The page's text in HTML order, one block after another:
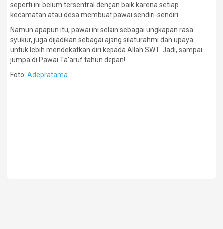
seperti ini belum tersentral dengan baik karena setiap
kecamatan atau desa membuat pawai sendiri-sendiri.
Namun apapun itu, pawai ini selain sebagai ungkapan rasa
syukur, juga dijadikan sebagai ajang silaturahmi dan upaya
untuk lebih mendekatkan diri kepada Allah SWT. Jadi, sampai
jumpa di Pawai Ta’aruf tahun depan!
Foto: Adepratama